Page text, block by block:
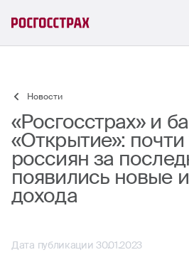
Новости
«Росгосстрах» и
«Открытие»:
россиян за
появились новые
дохода
Дата публикации 30.01.2023